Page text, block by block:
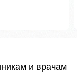
и врачам